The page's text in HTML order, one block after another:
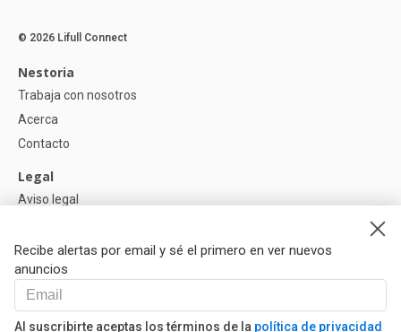
Recibe alertas por email y sé el primero en ver nuevos
anuncios
Al suscribirte aceptas los términos de la política de privacidad
© 2026 Lifull Connect
Nestoria
Trabaja con nosotros
Acerca
Contacto
Legal
Aviso legal
Política de Cookies
Ayuda
Preguntas
Nuestros Partners